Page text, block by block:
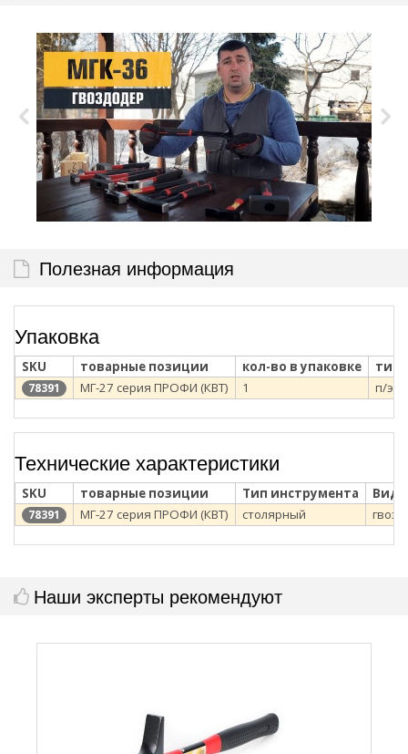
Полезная информация
Упаковка
SKU товарные позиции кол-во в упаковке тип
78391 МГ-27 серия ПРОФИ (КВТ) 1 п/э
Технические характеристики
SKU товарные позиции Тип инструмента Вид
78391 МГ-27 серия ПРОФИ (КВТ) столярный
Наши эксперты рекомендуют